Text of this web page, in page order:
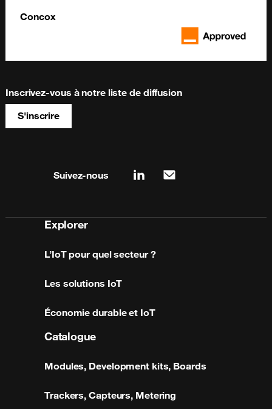
Concox
Inscrivez-vous à notre liste de diffusion
S'inscrire
Suivez-nous linkedinmail
Explorer
L’IoT pour quel secteur ?
Les solutions IoT
Économie durable et IoT
Catalogue
Modules, Development kits, Boards
Trackers, Capteurs, Metering